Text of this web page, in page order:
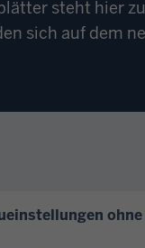
steht hier
sich auf dem